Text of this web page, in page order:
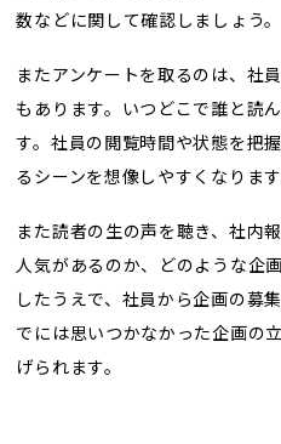
数などに関して確認しましょう。
またアンケートを取るのは、社
もあります。いつどこで誰と読
す。社員の閲覧時間や状態を把
るシーンを想像しやすくなります
また読者の生の声を聴き、社内
人気があるのか、どのような企
したうえで、社員から企画の募
でには思いつかなかった企画の
げられます。